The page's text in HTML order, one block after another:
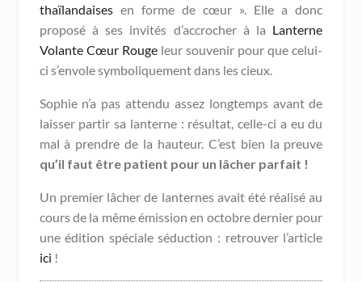
thaïlandaisesen forme de cœur ». Elle a donc
proposé à ses invités d’accrocher à la Lanterne
Volante Cœur Rougeleur souvenir pour que celui-
ci s’envole symboliquement dans les cieux.
Sophie n’a pas attendu assez longtemps avant de
laisser partir sa lanterne : résultat, celle-ci a eu du
mal à prendre de la hauteur. C’est bien la preuve
qu’il faut être patient pour un lâcher parfait !
Un premier lâcher de lanternes avait été réalisé au
cours de la même émission en octobre dernier pour
une édition spéciale séduction : retrouver l’article
ici !